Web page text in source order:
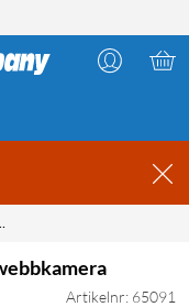
HAMA C-800 PRO QHD RING LIGHT WEBBKAMERA
Artikelnr: 65091